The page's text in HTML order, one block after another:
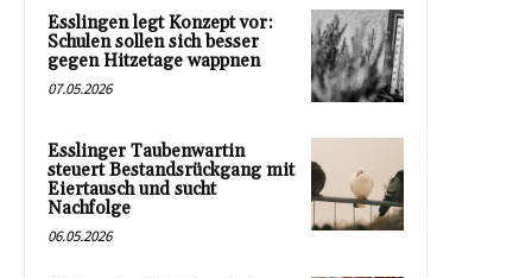
Esslingen legt Konzept vor:
Schulen sollen sich besser
gegen Hitzetage wappnen
07.05.2026
Esslinger Taubenwartin
steuert Bestandsrückgang mit
Eiertausch und sucht
Nachfolge
06.05.2026